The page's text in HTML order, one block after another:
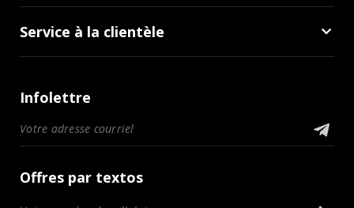
Service à la clientèle
Infolettre
Offres par textos